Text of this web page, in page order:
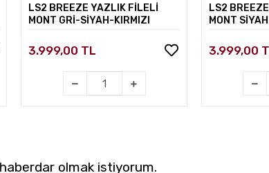
LS2 BREEZE YAZLIK FİLELİ
MONT GRİ-SİYAH-KIRMIZI
3.999,00 TL
LS2
MONT SİYAH
3.999,00
olmak istiyorum.